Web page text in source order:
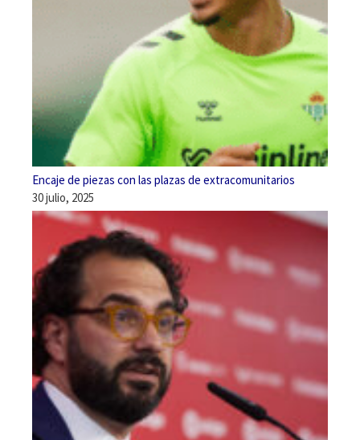
Encaje de piezas con las plazas de extracomunitarios
30 julio, 2025